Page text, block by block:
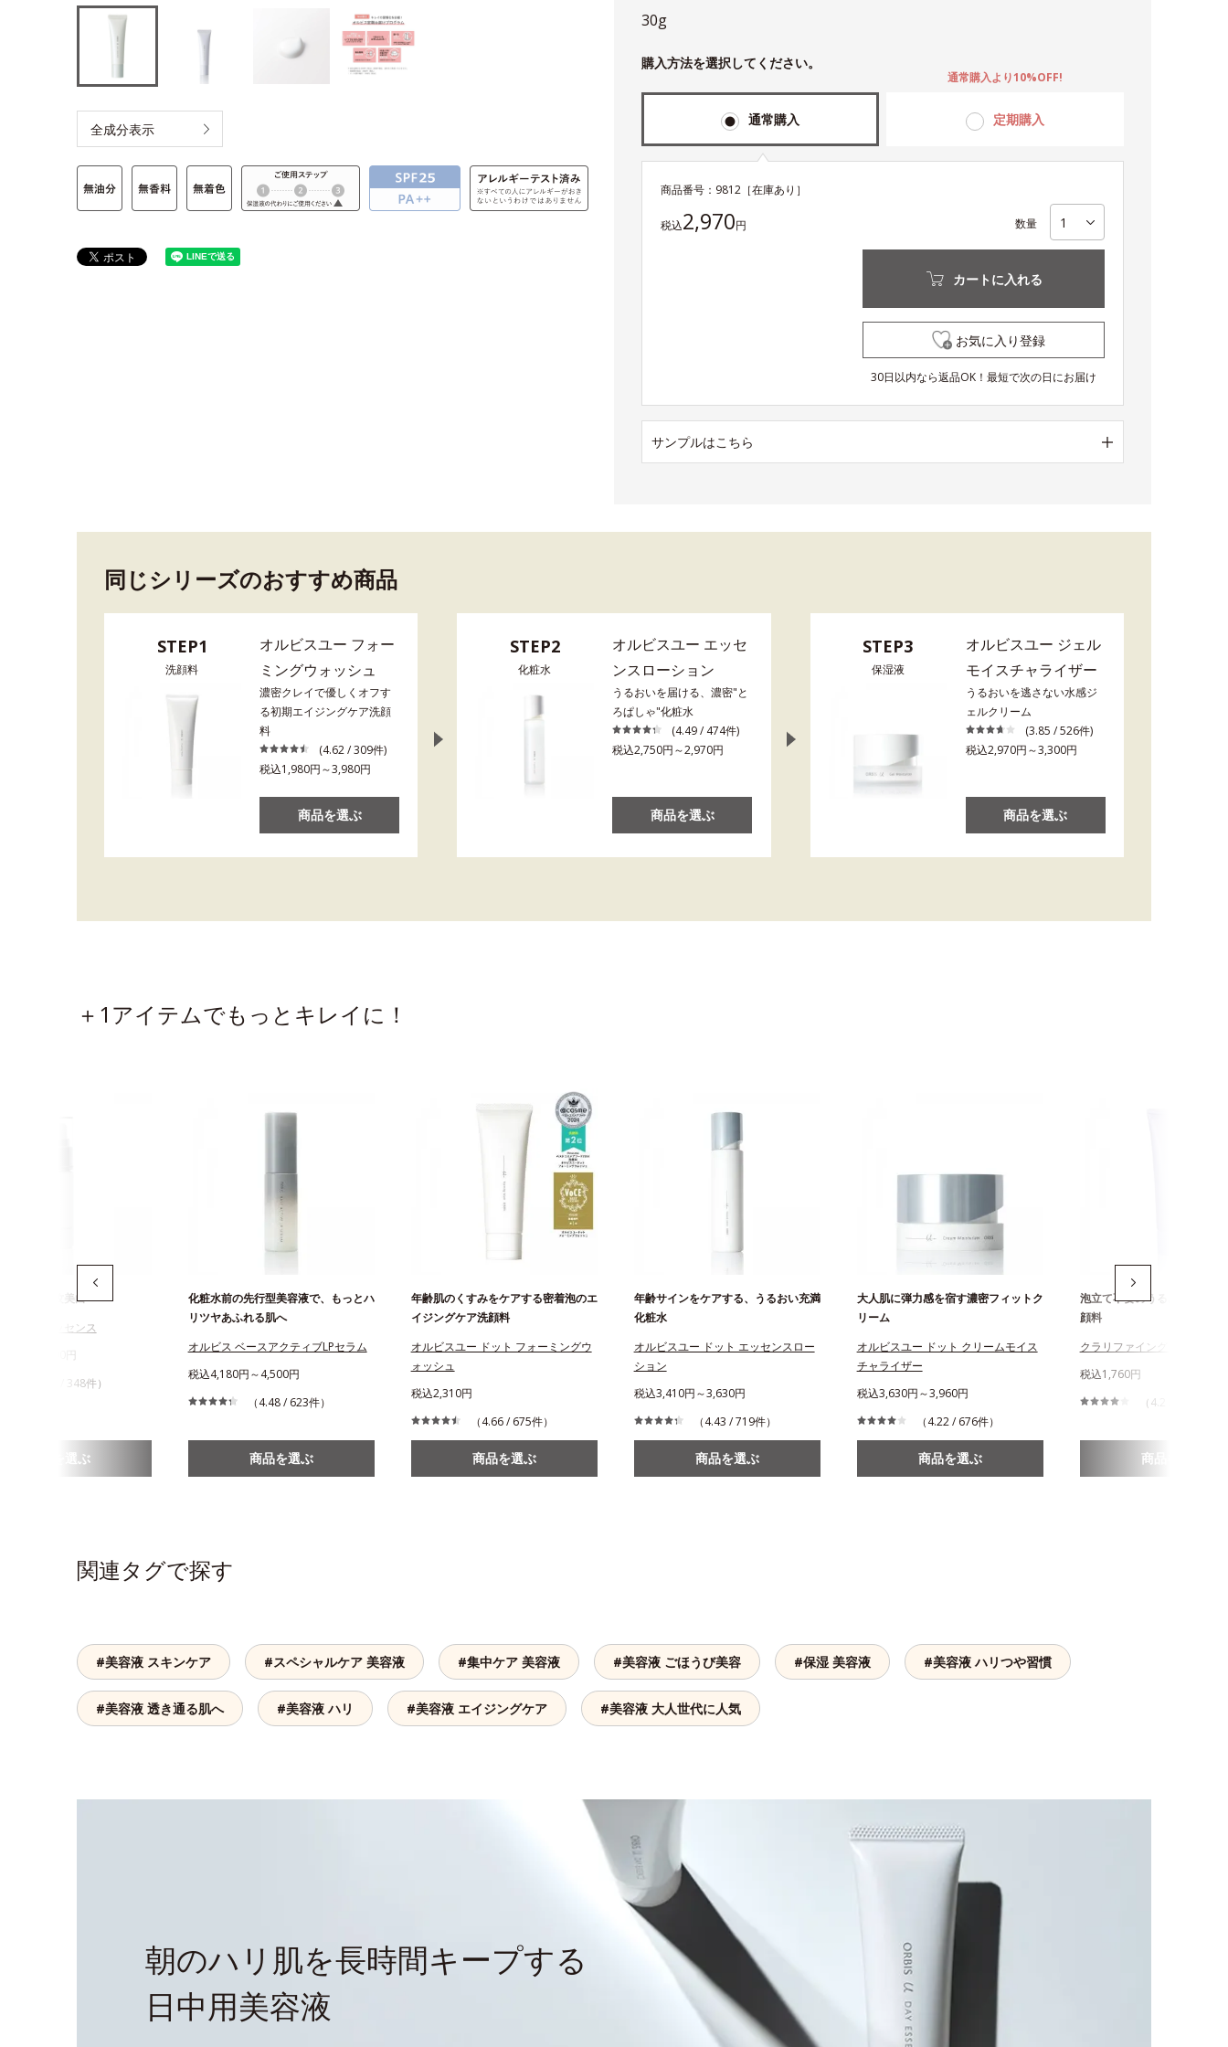
全成分表示
30g
購入方法を選択してください。
通常購入 定期購入
通常購入より10%OFF!
商品番号： 9812 ［在庫あり］
税込2,970円 数量
カートに入れる
お気に入り登録
30日以内なら返品OK！最短で次の日にお届け
サンプルはこちら
同じシリーズのおすすめ商品
STEP1
洗顔料
オルビスユー フォー
ミングウォッシュ
濃密クレイで優しくオフす
る初期エイジングケア洗顔
料
(4.62 / 309件)
税込1,980円～3,980円
商品を選ぶ
STEP2
化粧水
オルビスユー エッセ
ンスローション
うるおいを届ける、濃密"と
ろぱしゃ"化粧水
(4.49 / 474件)
税込2,750円～2,970円
商品を選ぶ
STEP3
保湿液
オルビスユー ジェル
モイスチャライザー
うるおいを逃さない水感ジ
ェルクリーム
(3.85 / 526件)
税込2,970円～3,300円
商品を選ぶ
＋1アイテムでもっとキレイに！
シミに速攻美白
ニングエッセンス
円～3,300円
（3.78 / 348件）
商品を選ぶ
化粧水前の先行型美容液で、もっとハ
リツヤあふれる肌へ
オルビス ベースアクティブLPセラム
税込4,180円～4,500円
（4.48 / 623件）
商品を選ぶ
年齢肌のくすみをケアする密着泡のエ
イジングケア洗顔料
オルビスユー ドット フォーミングウ
ォッシュ
税込2,310円
（4.66 / 675件）
商品を選ぶ
年齢サインをケアする、うるおい充満
化粧水
オルビスユー ドット エッセンスロー
ション
税込3,410円～3,630円
（4.43 / 719件）
商品を選ぶ
大人肌に弾力感を宿す濃密フィットク
リーム
オルビスユー ドット クリームモイス
チャライザー
税込3,630円～3,960円
（4.22 / 676件）
商品を選ぶ
泡立て不要のうるぷるジュレ
顔料
クラリファイング ジュレウ
税込1,760円
（4.2 / 205件）
商品を選ぶ
関連タグで探す
#美容液 スキンケア #スペシャルケア 美容液 #集中ケア 美容液 #美容液 ごほうび美容 #保湿 美容液 #美容液 ハリつや習慣
#美容液 透き通る肌へ #美容液 ハリ #美容液 エイジングケア #美容液 大人世代に人気
朝のハリ肌を長時間キープする
日中用美容液